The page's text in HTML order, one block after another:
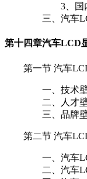
3、国内汽车
三、汽车LCD
第十四章汽车LCD
第一节 汽车LCD
一、技术壁
二、人才壁
三、品牌壁
第二节 汽车LCD
一、汽车LCD
二、汽车LCD